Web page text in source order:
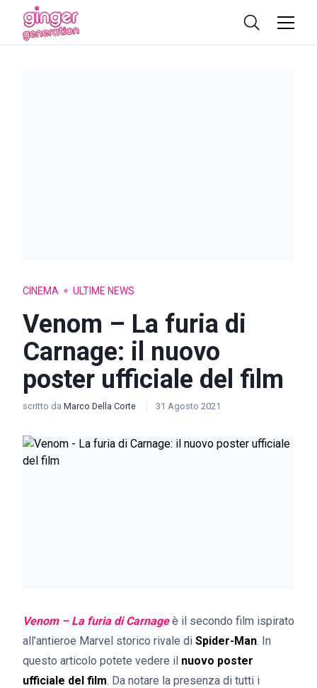
CINEMA ULTIME NEWS
Venom – La furia di
Carnage: il nuovo
poster ufficiale del film
scritto da Marco Della Corte 31 Agosto 2021
Venom – La furia di Carnageè il secondo film ispirato
all’antieroe Marvel storico rivale di Spider-Man. In
questo articolo potete vedere il nuovo poster
ufficiale del film. Da notare la presenza di tutti i